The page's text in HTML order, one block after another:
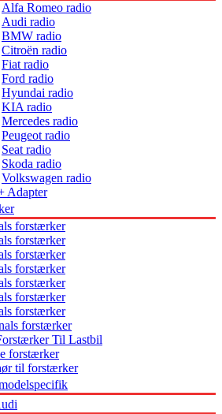
Alfa Romeo radio
Audi radio
BMW radio
Citroën radio
Fiat radio
Ford radio
Hyundai radio
KIA radio
Mercedes radio
Peugeot radio
Seat radio
Skoda radio
Volkswagen radio
Adapter
forstærker
forstærker
forstærker
forstærker
forstærker
forstærker
forstærker
forstærker
Til Lastbil
forstærker
til forstærker